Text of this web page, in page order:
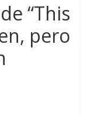
“This
pero